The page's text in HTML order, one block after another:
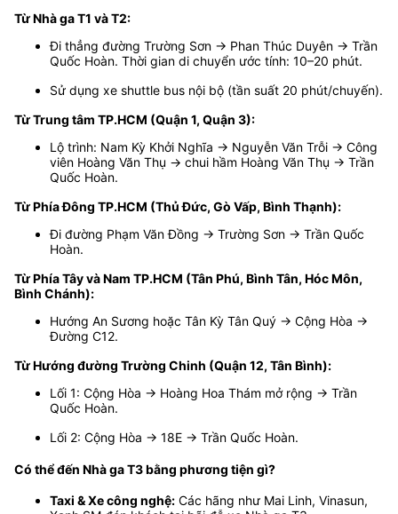
Từ Nhà ga T1 và T2:
Đi thẳng đường Trường Sơn → Phan Thúc Duyên → Trần
Quốc Hoàn. Thời gian di chuyển ước tính: 10–20 phút.
Sử dụng xe shuttle bus nội bộ (tần suất 20 phút/chuyến).
Từ Trung tâm TP.HCM (Quận 1, Quận 3):
Lộ trình: Nam Kỳ Khởi Nghĩa → Nguyễn Văn Trỗi → Công
viên Hoàng Văn Thụ → chui hầm Hoàng Văn Thụ → Trần
Quốc Hoàn.
Từ Phía Đông TP.HCM (Thủ Đức, Gò Vấp, Bình Thạnh):
Đi đường Phạm Văn Đồng → Trường Sơn → Trần Quốc
Hoàn.
Từ Phía Tây và Nam TP.HCM (Tân Phú, Bình Tân, Hóc Môn,
Bình Chánh):
Hướng An Sương hoặc Tân Kỳ Tân Quý → Cộng Hòa →
Đường C12.
Từ Hướng đường Trường Chinh (Quận 12, Tân Bình):
Lối 1: Cộng Hòa → Hoàng Hoa Thám mở rộng → Trần
Quốc Hoàn.
Lối 2: Cộng Hòa → 18E → Trần Quốc Hoàn.
Có thể đến Nhà ga T3 bằng phương tiện gì?
Taxi & Xe công nghệ: Các hãng như Mai Linh, Vinasun,